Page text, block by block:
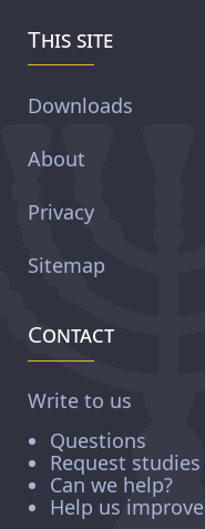
This site
Downloads
About
Privacy
Sitemap
Contact
Write to us
Questions
Request studies
Can we help?
Help us improve